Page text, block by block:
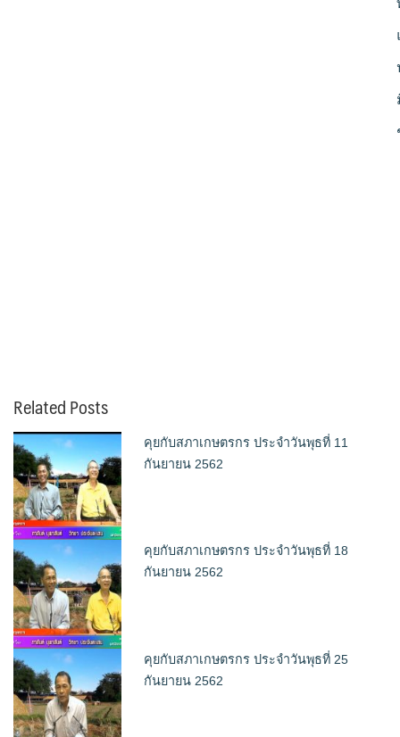
Related Posts
คุยกับสภาเกษตรกร ประจำวันพุธที่ 11
กันยายน 2562
คุยกับสภาเกษตรกร ประจำวันพุธที่ 18
กันยายน 2562
คุยกับสภาเกษตรกร ประจำวันพุธที่ 25
กันยายน 2562